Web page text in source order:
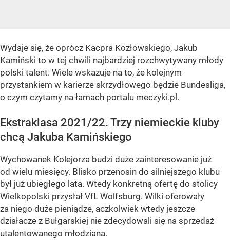
Wydaje się, że oprócz Kacpra Kozłowskiego, Jakub
Kamiński to w tej chwili najbardziej rozchwytywany młody
polski talent. Wiele wskazuje na to, że kolejnym
przystankiem w karierze skrzydłowego będzie Bundesliga,
o czym czytamy na łamach portalu meczyki.pl.
Ekstraklasa 2021/22. Trzy niemieckie kluby
chcą Jakuba Kamińskiego
Wychowanek Kolejorza budzi duże zainteresowanie już
od wielu miesięcy. Blisko przenosin do silniejszego klubu
był już ubiegłego lata. Wtedy konkretną ofertę do stolicy
Wielkopolski przysłał VfL Wolfsburg. Wilki oferowały
za niego duże pieniądze, aczkolwiek wtedy jeszcze
działacze z Bułgarskiej nie zdecydowali się na sprzedaż
utalentowanego młodziana.